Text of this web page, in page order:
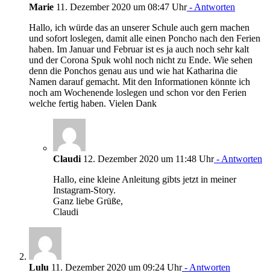
Marie 11. Dezember 2020 um 08:47 Uhr- Antworten
Hallo, ich würde das an unserer Schule auch gern machen
und sofort loslegen, damit alle einen Poncho nach den Ferien
haben. Im Januar und Februar ist es ja auch noch sehr kalt
und der Corona Spuk wohl noch nicht zu Ende. Wie sehen
denn die Ponchos genau aus und wie hat Katharina die
Namen darauf gemacht. Mit den Informationen könnte ich
noch am Wochenende loslegen und schon vor den Ferien
welche fertig haben. Vielen Dank
Claudi 12. Dezember 2020 um 11:48 Uhr- Antworten
Hallo, eine kleine Anleitung gibts jetzt in meiner
Instagram-Story.
Ganz liebe Grüße,
Claudi
Lulu 11. Dezember 2020 um 09:24 Uhr- Antworten